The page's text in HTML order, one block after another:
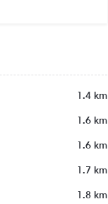
1.4 km
1.6 km
1.6 km
1.7 km
1.8 km